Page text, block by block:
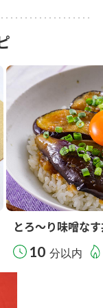
とろ～り味噌な
10 分以内